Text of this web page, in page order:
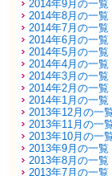
2014年9月の一覧
2014年8月の一覧
2014年7月の一覧
2014年6月の一覧
2014年5月の一覧
2014年4月の一覧
2014年3月の一覧
2014年2月の一覧
2014年1月の一覧
2013年12月の一
2013年11月の一
2013年10月の一
2013年9月の一覧
2013年8月の一覧
2013年7月の一覧